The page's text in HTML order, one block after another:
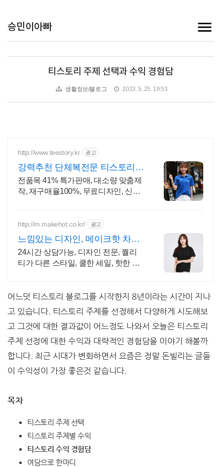
승민이아빠
티스토리 주제 선택과 수익 경험담
생활정보/블로그 2023. 5. 25. 19:53
http://www.teestory.kr 광고
강력추천 단체복전문 티스토리
전품목 41% 특가세일
전품목 41% 특가판매, 대소량 맞춤제
작, 재구매율100%, 무료디자인, 신속
http://m.makehot.co.kr/ 광고
느낌있는 디자인, 메이크핫 차별
화되고 세련된 디자인!
24시간 상담가능, 디자인 전문, 퀄리
티가 다른 스타일, 쿨한 세일, 핫한 디
어느덧 티스토리 블로그를 시작한지 8년이라는 시간이 지나
고 있습니다. 티스토리 주제를 선정해서 다양하게 시도해보
고 그것에 대한 결과값이 어느정도 나와서 오늘은 티스토리
주제 선정에 대한 수익과 대략적인 경험담을 이야기 해볼까
합니다. 최근 시대가 변화하면서 요즘은 정말 돈빌리는 글들
이 수익성이 가장 좋은것 같습니다.
목차
티스토리 주제 선택
티스토리 주제별 수익
티스토리 수익 경험담
여담으로 한마디